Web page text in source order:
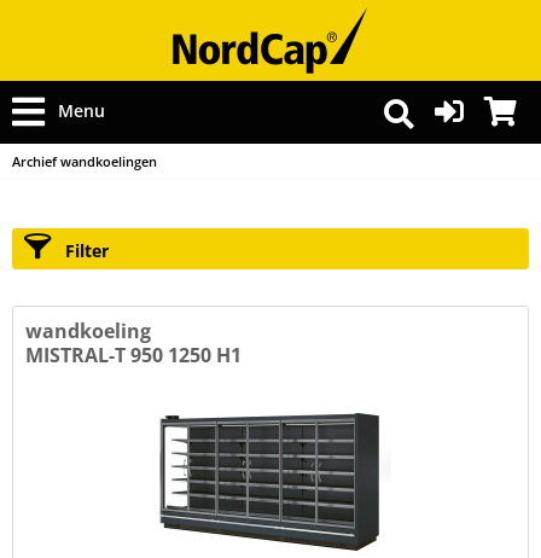
Menu
Archief wandkoelingen
Filter
wandkoeling
MISTRAL-T 950 1250 H1